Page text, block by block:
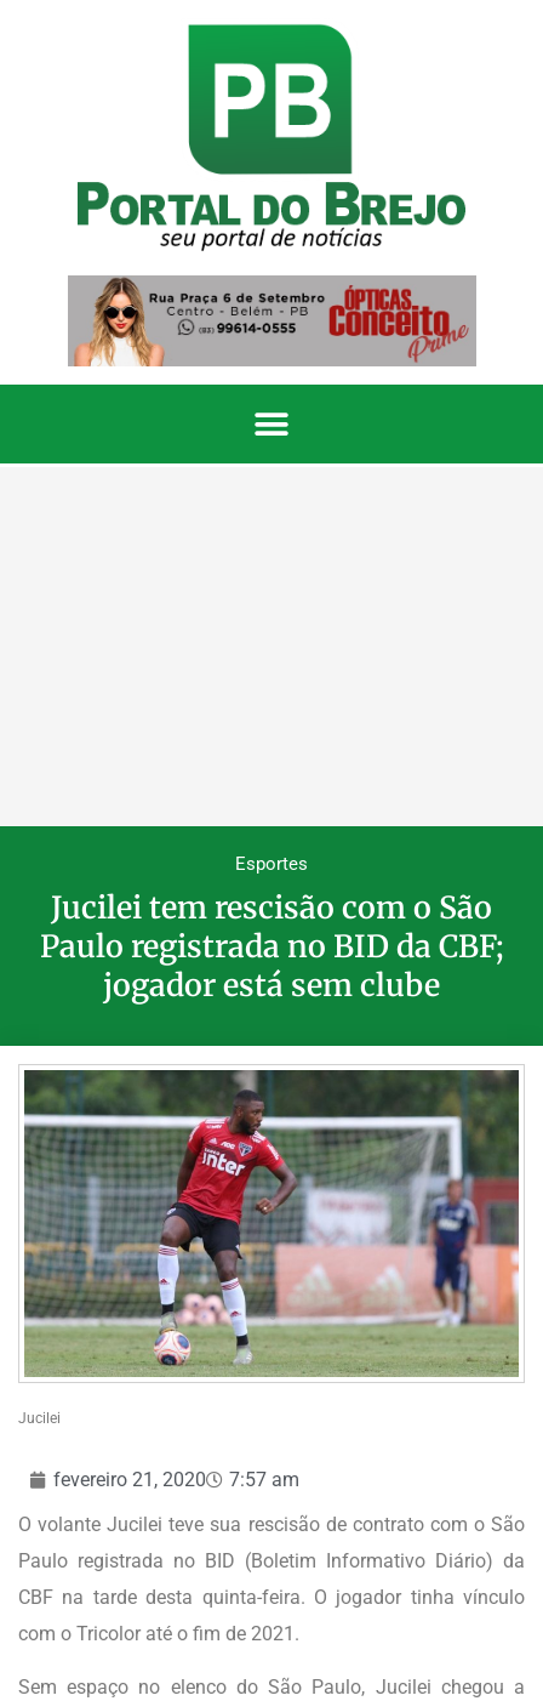
Esportes
Jucilei tem rescisão com o São
Paulo registrada no BID da CBF;
jogador está sem clube
Jucilei
fevereiro 21, 2020
7:57 am
O volante Jucilei teve sua rescisão de contrato com o São
Paulo registrada no BID (Boletim Informativo Diário) da
CBF na tarde desta quinta-feira. O jogador tinha vínculo
com o Tricolor até o fim de 2021.
Sem espaço no elenco do São Paulo, Jucilei chegou a